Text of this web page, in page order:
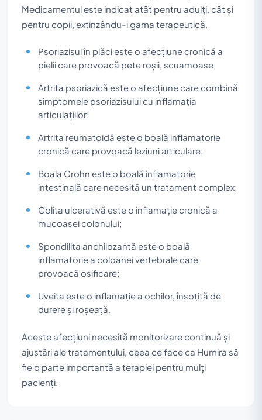
Medicamentul este indicat atât pentru adulți, cât și
pentru copii, extinzându-i gama terapeutică.
Psoriazisul în plăci este o afecțiune cronică a
pielii care provoacă pete roșii, scuamoase;
Artrita psoriazică este o afecțiune care combină
simptomele psoriazisului cu inflamația
articulațiilor;
Artrita reumatoidă este o boală inflamatorie
cronică care provoacă leziuni articulare;
Boala Crohn este o boală inflamatorie
intestinală care necesită un tratament complex;
Colita ulcerativă este o inflamație cronică a
mucoasei colonului;
Spondilita anchilozantă este o boală
inflamatorie a coloanei vertebrale care
provoacă osificare;
Uveita este o inflamație a ochilor, însoțită de
durere și roșeață.
Aceste afecțiuni necesită monitorizare continuă și
ajustări ale tratamentului, ceea ce face ca Humira să
fie o parte importantă a terapiei pentru mulți
pacienți.